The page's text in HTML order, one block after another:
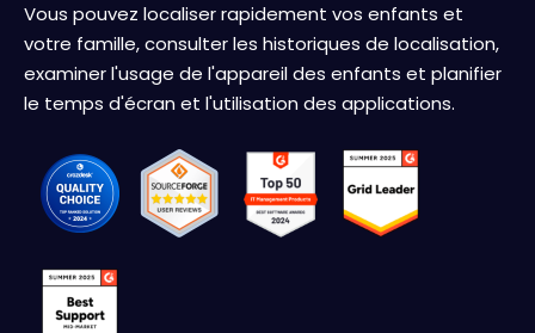
Vous pouvez localiser rapidement vos enfants et
votre famille, consulter les historiques de localisation,
examiner l'usage de l'appareil des enfants et planifier
le temps d'écran et l'utilisation des applications.